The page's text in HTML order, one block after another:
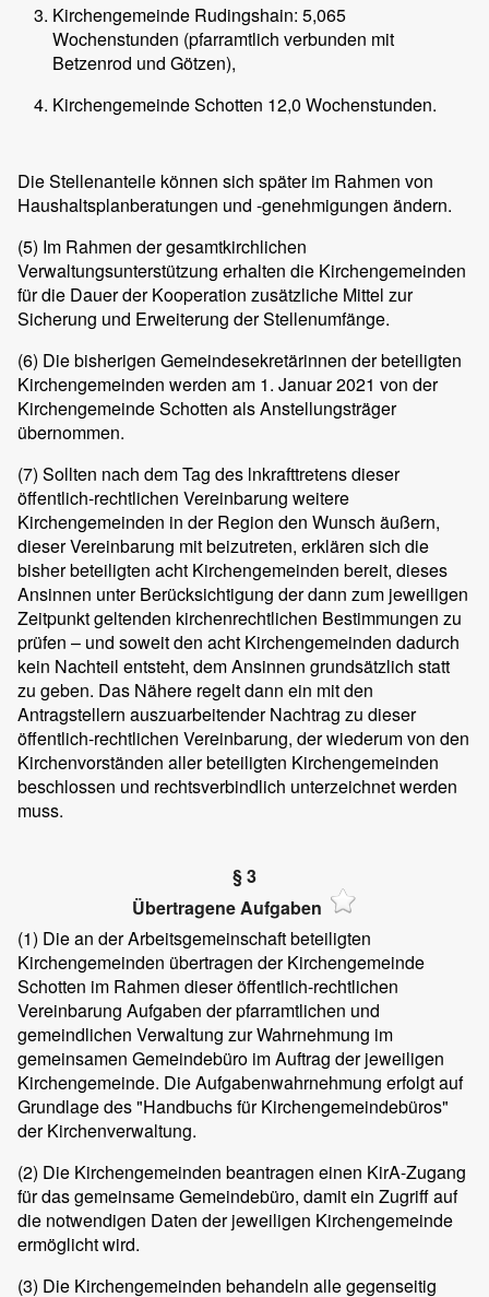
Kirchengemeinde Rudingshain: 5,065
Wochenstunden (pfarramtlich verbunden mit
Betzenrod und Götzen),
Kirchengemeinde Schotten 12,0 Wochenstunden.
Die Stellenanteile können sich später im Rahmen von
Haushaltsplanberatungen und -genehmigungen ändern.
(5) Im Rahmen der gesamtkirchlichen
Verwaltungsunterstützung erhalten die Kirchengemeinden
für die Dauer der Kooperation zusätzliche Mittel zur
Sicherung und Erweiterung der Stellenumfänge.
(6) Die bisherigen Gemeindesekretärinnen der beteiligten
Kirchengemeinden werden am 1. Januar 2021 von der
Kirchengemeinde Schotten als Anstellungsträger
übernommen.
(7) Sollten nach dem Tag des lnkrafttretens dieser
öffentlich-rechtlichen Vereinbarung weitere
Kirchengemeinden in der Region den Wunsch äußern,
dieser Vereinbarung mit beizutreten, erklären sich die
bisher beteiligten acht Kirchengemeinden bereit, dieses
Ansinnen unter Berücksichtigung der dann zum jeweiligen
Zeitpunkt geltenden kirchenrechtlichen Bestimmungen zu
prüfen – und soweit den acht Kirchengemeinden dadurch
kein Nachteil entsteht, dem Ansinnen grundsätzlich statt
zu geben. Das Nähere regelt dann ein mit den
Antragstellern auszuarbeitender Nachtrag zu dieser
öffentlich-rechtlichen Vereinbarung, der wiederum von den
Kirchenvorständen aller beteiligten Kirchengemeinden
beschlossen und rechtsverbindlich unterzeichnet werden
muss.
§ 3
Übertragene Aufgaben
(1) Die an der Arbeitsgemeinschaft beteiligten
Kirchengemeinden übertragen der Kirchengemeinde
Schotten im Rahmen dieser öffentlich-rechtlichen
Vereinbarung Aufgaben der pfarramtlichen und
gemeindlichen Verwaltung zur Wahrnehmung im
gemeinsamen Gemeindebüro im Auftrag der jeweiligen
Kirchengemeinde. Die Aufgabenwahrnehmung erfolgt auf
Grundlage des "Handbuchs für Kirchengemeindebüros"
der Kirchenverwaltung.
(2) Die Kirchengemeinden beantragen einen KirA-Zugang
für das gemeinsame Gemeindebüro, damit ein Zugriff auf
die notwendigen Daten der jeweiligen Kirchengemeinde
ermöglicht wird.
(3) Die Kirchengemeinden behandeln alle gegenseitig